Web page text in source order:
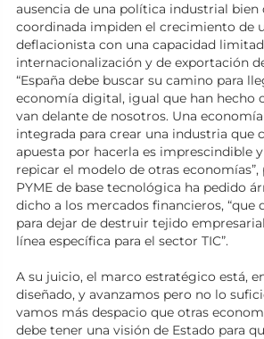
ausencia de una política industrial bien
coordinada impiden el crecimiento de
deflacionista con una capacidad
internacionalización y de exportación
“España debe buscar su camino para
economía digital, igual que han hecho
van delante de nosotros. Una
integrada para crear una industria que
apuesta por hacerla es imprescindible
repicar el modelo de otras economías”,
PYME de base tecnológica ha pedido
dicho a los mercados financieros, “que
para dejar de destruir tejido
línea específica para el sector TIC”.
A su juicio, el marco estratégico está,
diseñado, y avanzamos pero no lo
vamos más despacio que otras
debe tener una visión de Estado para